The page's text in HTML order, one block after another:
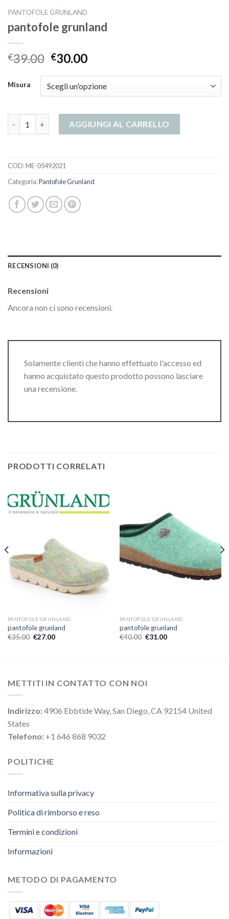
PANTOFOLE GRUNLAND
pantofole grunland
€39.00 €30.00
Misura
AGGIUNGI AL CARRELLO
COD:ME-05492021
Categoria:Pantofole Grunland
RECENSIONI (0)
Recensioni
Ancora non ci sono recensioni.
Solamente clienti che hanno effettuato l'accesso ed
hanno acquistato questo prodotto possono lasciare
una recensione.
PRODOTTI CORRELATI
PANTOFOLE GRUNLAND
pantofole grunland
€35.00 €27.00
PANTOFOLE GRUNLAND
pantofole grunland
€40.00 €31.00
METTITI IN CONTATTO CON NOI
Indirizzo:4906 Ebbtide Way, San Diego, CA 92154 United
States
Telefono: +1 646 868 9032
POLITICHE
Informativa sulla privacy
Politica di rimborso e reso
Termini e condizioni
Informazioni
METODO DI PAGAMENTO